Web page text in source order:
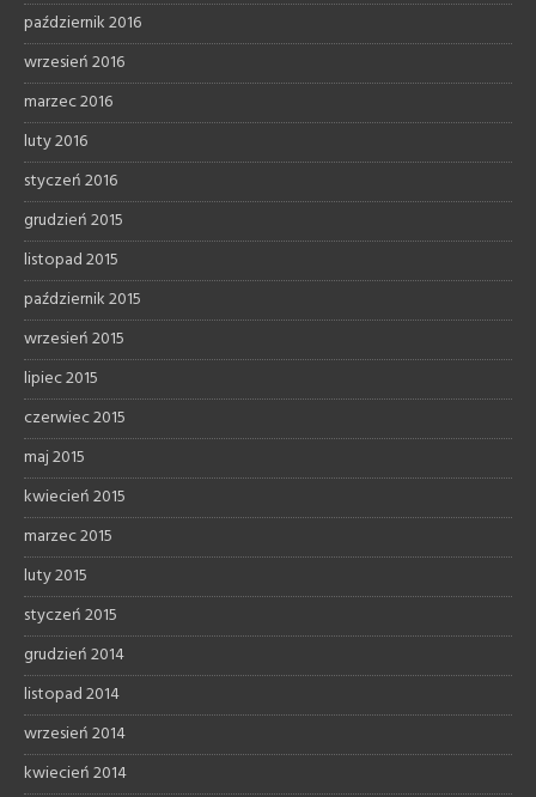
październik 2016
wrzesień 2016
marzec 2016
luty 2016
styczeń 2016
grudzień 2015
listopad 2015
październik 2015
wrzesień 2015
lipiec 2015
czerwiec 2015
maj 2015
kwiecień 2015
marzec 2015
luty 2015
styczeń 2015
grudzień 2014
listopad 2014
wrzesień 2014
kwiecień 2014